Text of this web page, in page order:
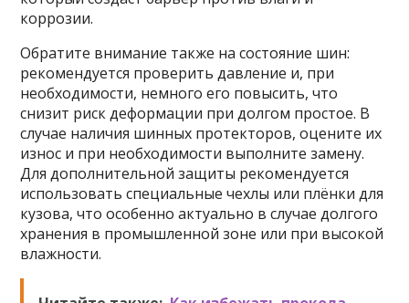
коррозии.
Обратите внимание также на состояние шин:
рекомендуется проверить давление и, при
необходимости, немного его повысить, что
снизит риск деформации при долгом простое. В
случае наличия шинных протекторов, оцените их
износ и при необходимости выполните замену.
Для дополнительной защиты рекомендуется
использовать специальные чехлы или плёнки для
кузова, что особенно актуально в случае долгого
хранения в промышленной зоне или при высокой
влажности.